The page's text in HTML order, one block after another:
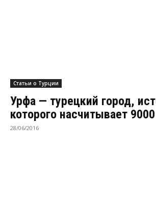
Статьи о Турции
Урфа — турецкий город,
которого насчитывает
28/06/2016